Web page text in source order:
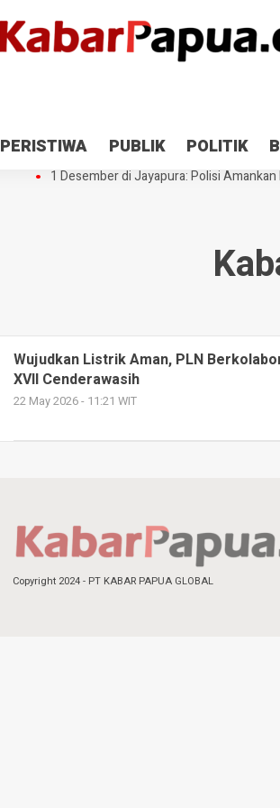
PERISTIWA PUBLIK POLITIK
Antisipasi 1 Desember, TNI Polri Patroli
Gedung Perpustakaan SMPN 5 Sentani
1 Desember di Jayapura: Polisi
Wujudkan Listrik Aman, PLN
XVII Cenderawasih
22 May 2026 - 11:21 WIT
Copyright 2024 - PT KABAR PAPUA GLOBAL